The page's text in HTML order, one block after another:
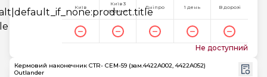
Київ
Київ 3
години
Дніпро 1 день В дорозі
Не доступний
Кермовий наконечник CTR- CEM-59 (зам.4422A002, 4422A052)
Outlander